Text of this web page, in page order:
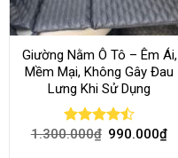
Giường Nằm Ô Tô – Êm Ái,
Mềm Mại, Không Gây Đau
Lưng Khi Sử Dụng
Rated
1.300.000₫ 990.000₫